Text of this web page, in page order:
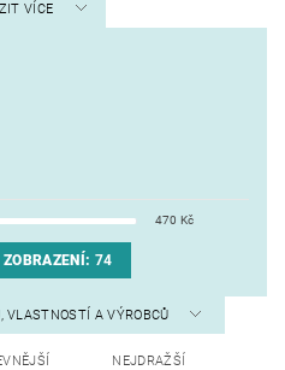
VÍCE
470 Kč
ZOBRAZENÍ: 74
VLASTNOSTÍ A VÝROBCŮ
NEJDRAŽŠÍ